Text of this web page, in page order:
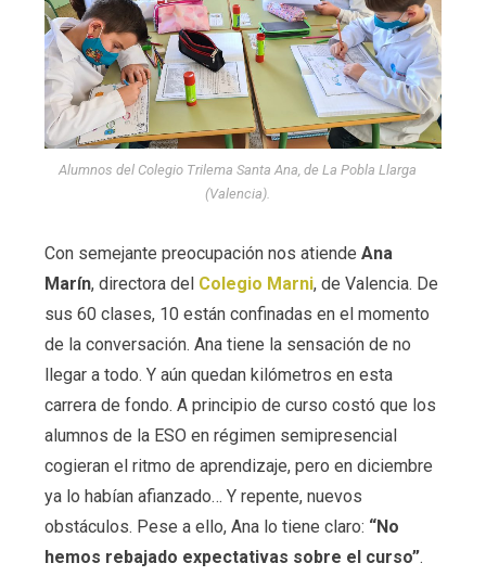
Alumnos del Colegio Trilema Santa Ana, de La Pobla Llarga
(Valencia).
Con semejante preocupación nos atiende Ana
Marín, directora del Colegio Marni, de Valencia. De
sus 60 clases, 10 están confinadas en el momento
de la conversación. Ana tiene la sensación de no
llegar a todo. Y aún quedan kilómetros en esta
carrera de fondo. A principio de curso costó que los
alumnos de la ESO en régimen semipresencial
cogieran el ritmo de aprendizaje, pero en diciembre
ya lo habían afianzado… Y repente, nuevos
obstáculos. Pese a ello, Ana lo tiene claro: “No
hemos rebajado expectativas sobre el curso”.